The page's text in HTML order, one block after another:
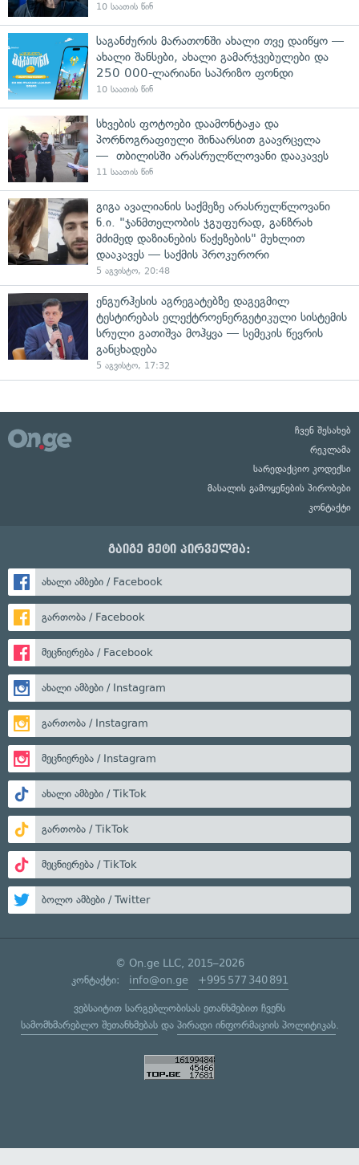
10 საათის წინ
საგანძურის მარათონში ახალი თვე დაიწყო —
ახალი შანსები, ახალი გამარჯვებულები და
250 000-ლარიანი საპრიზო ფონდი
10 საათის წინ
სხვების ფოტოები დაამონტაჟა და
პორნოგრაფიული შინაარსით გაავრცელა
— თბილისში არასრულწლოვანი დააკავეს
11 საათის წინ
გიგა ავალიანის საქმეზე არასრულწლოვანი
ნ.ი. "ჯანმთელობის ჯგუფურად, განზრახ
მძიმედ დაზიანების წაქეზების" მუხლით
დააკავეს — საქმის პროკურორი
5 აგვისტო, 20:48
ენგურჰესის აგრეგატებზე დაგეგმილ
ტესტირებას ელექტროენერგეტიკული სისტემის
სრული გათიშვა მოჰყვა — სემეკის წევრის
განცხადება
5 აგვისტო, 17:32
ჩვენ შესახებ
რეკლამა
სარედაქციო კოდექსი
მასალის გამოყენების პირობები
კონტაქტი
გაიგე მეტი პირველმა:
ახალი ამბები / Facebook
გართობა / Facebook
მეცნიერება / Facebook
ახალი ამბები / Instagram
გართობა / Instagram
მეცნიერება / Instagram
ახალი ამბები / TikTok
გართობა / TikTok
მეცნიერება / TikTok
ბოლო ამბები / Twitter
© On.ge LLC, 2015–2026
კონტაქტი: info@on.ge +995 577 340 891
ვებსაიტით სარგებლობისას ეთანხმებით ჩვენს
სამომხმარებლო შეთანხმებასდა პირადი ინფორმაციის პოლიტიკას.